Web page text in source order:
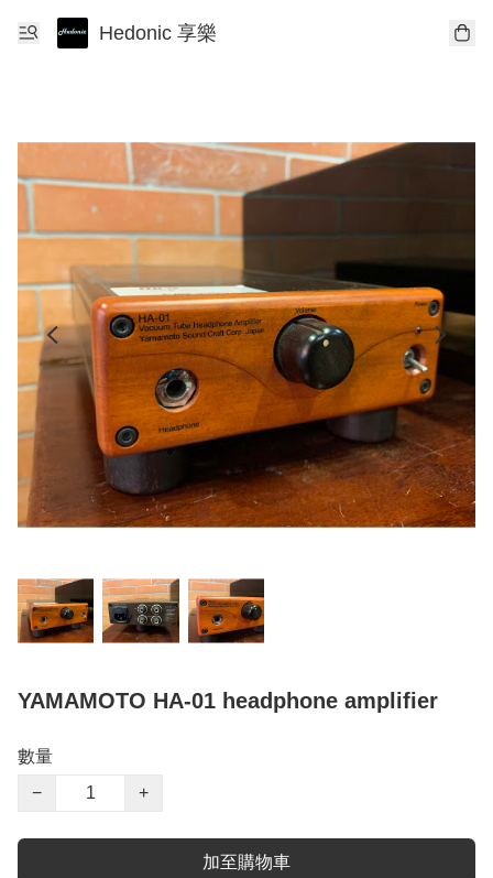
Hedonic 享樂
YAMAMOTO HA-01 headphone amplifier
數量
−
+
加至購物車